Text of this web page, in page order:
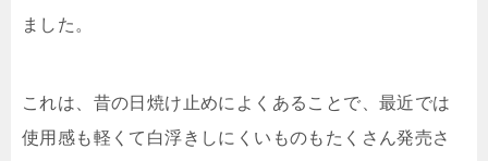
ました。
これは、昔の日焼け止めによくあることで、最近では
使用感も軽くて白浮きしにくいものもたくさん発売さ